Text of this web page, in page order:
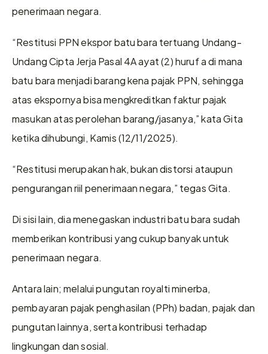
penerimaan negara.
“Restitusi PPN ekspor batu bara tertuang Undang-
Undang Cipta Jerja Pasal 4A ayat (2) huruf a di mana
batu bara menjadi barang kena pajak PPN, sehingga
atas ekspornya bisa mengkreditkan faktur pajak
masukan atas perolehan barang/jasanya,” kata Gita
ketika dihubungi, Kamis (12/11/2025).
“Restitusi merupakan hak, bukan distorsi ataupun
pengurangan riil penerimaan negara,” tegas Gita.
Di sisi lain, dia menegaskan industri batu bara sudah
memberikan kontribusi yang cukup banyak untuk
penerimaan negara.
Antara lain; melalui pungutan royalti minerba,
pembayaran pajak penghasilan (PPh) badan, pajak dan
pungutan lainnya, serta kontribusi terhadap
lingkungan dan sosial.